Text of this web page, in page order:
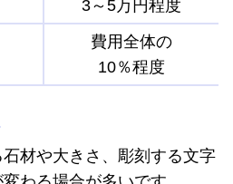
3～5万円程度
費用全体の
10％程度
材や大きさ、彫刻する文字